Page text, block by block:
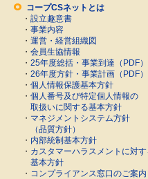
コープCSネットとは
・ 設立趣意書
・ 事業内容
・ 運営・経営組織図
・ 会員生協情報
・ 25年度総括・事業到達（PDF）
・ 26年度方針・事業計画（PDF）
・ 個人情報保護基本方針
・ 個人番号及び特定個人情報の
取扱いに関する基本方針
・ マネジメントシステム方針
（品質方針）
・ 内部統制基本方針
・ カスタマーハラスメントに対す
基本方針
・ コンプライアンス窓口のご案内